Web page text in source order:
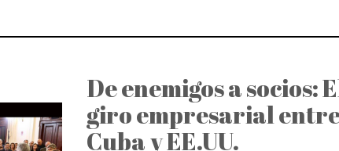
De enemigos a socios:
giro empresarial
Cuba y EE.UU.